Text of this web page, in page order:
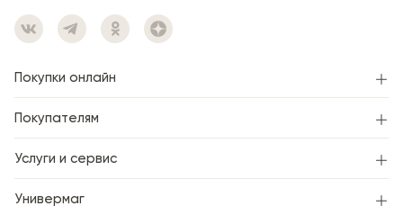
Покупки онлайн
Покупателям
Услуги и сервис
Универмаг